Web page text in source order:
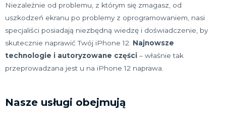
Niezależnie od problemu, z którym się zmagasz, od
uszkodzeń ekranu po problemy z oprogramowaniem, nasi
specjaliści posiadają niezbędną wiedzę i doświadczenie, by
skutecznie naprawić Twój iPhone 12. Najnowsze
technologie i autoryzowane części – właśnie tak
przeprowadzana jest u na iPhone 12 naprawa.
Nasze usługi obejmują